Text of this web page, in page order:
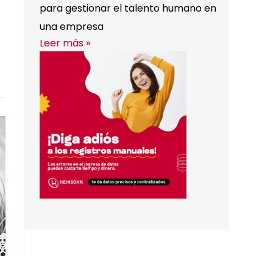
para gestionar el talento humano en
una empresa
Leer más »